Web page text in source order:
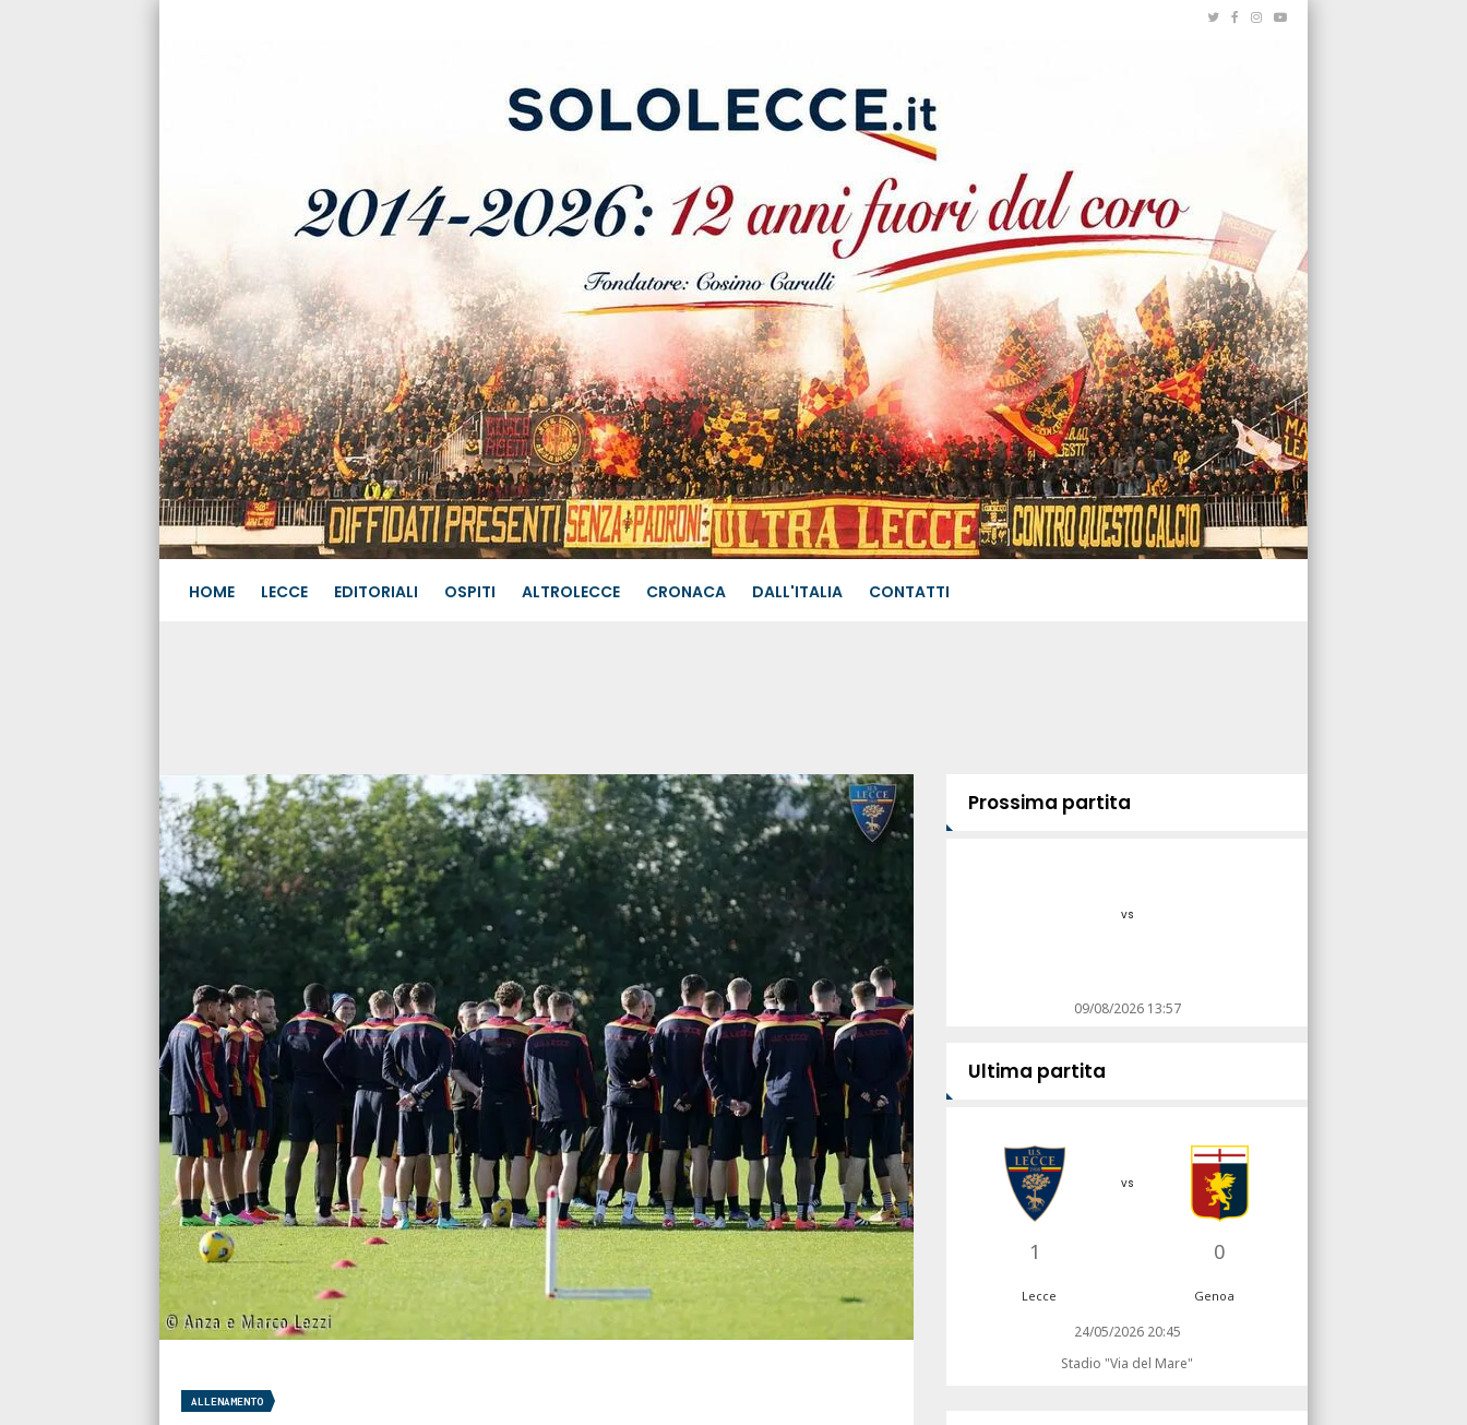
HOME LECCE EDITORIALI OSPITI ALTROLECCE CRONACA DALL'ITALIA CONTATTI
ALLENAMENTO
Prossima partita
vs
09/08/2026 13:57
Ultima partita
1
vs
0
Lecce Genoa
24/05/2026 20:45
Stadio "Via del Mare"